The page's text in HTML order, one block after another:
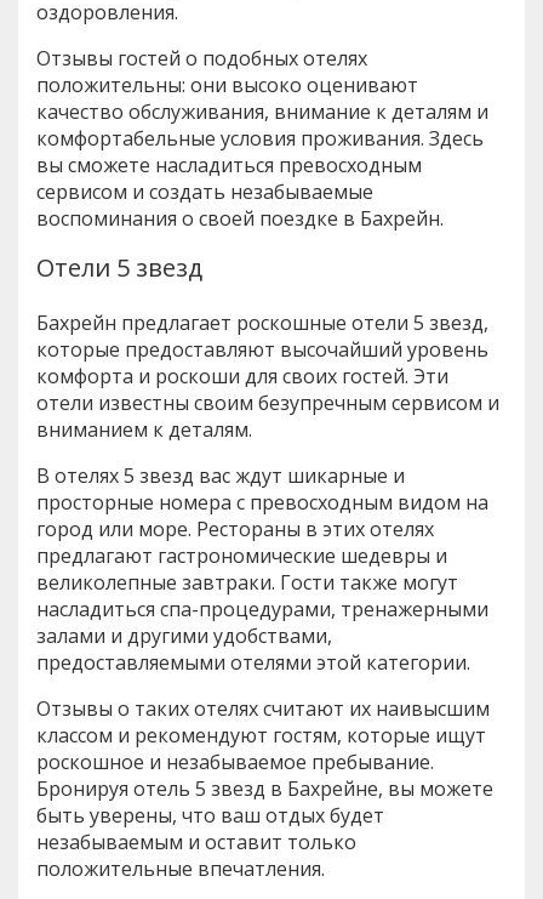
оздоровления.
Отзывы гостей о подобных отелях
положительны: они высоко оценивают
качество обслуживания, внимание к деталям и
комфортабельные условия проживания. Здесь
вы сможете насладиться превосходным
сервисом и создать незабываемые
воспоминания о своей поездке в Бахрейн.
Отели 5 звезд
Бахрейн предлагает роскошные отели 5 звезд,
которые предоставляют высочайший уровень
комфорта и роскоши для своих гостей. Эти
отели известны своим безупречным сервисом и
вниманием к деталям.
В отелях 5 звезд вас ждут шикарные и
просторные номера с превосходным видом на
город или море. Рестораны в этих отелях
предлагают гастрономические шедевры и
великолепные завтраки. Гости также могут
насладиться спа-процедурами, тренажерными
залами и другими удобствами,
предоставляемыми отелями этой категории.
Отзывы о таких отелях считают их наивысшим
классом и рекомендуют гостям, которые ищут
роскошное и незабываемое пребывание.
Бронируя отель 5 звезд в Бахрейне, вы можете
быть уверены, что ваш отдых будет
незабываемым и оставит только
положительные впечатления.